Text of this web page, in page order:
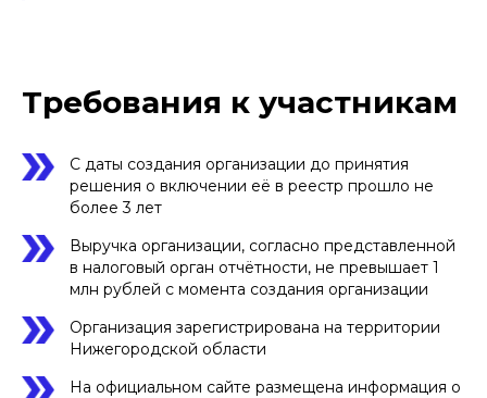
Требования к участникам
С даты создания организации до принятия
решения о включении её в реестр прошло не
более 3 лет
Выручка организации, согласно представленной
в налоговый орган отчётности, не превышает 1
млн рублей с момента создания организации
Организация зарегистрирована на территории
Нижегородской области
На официальном сайте размещена информация о